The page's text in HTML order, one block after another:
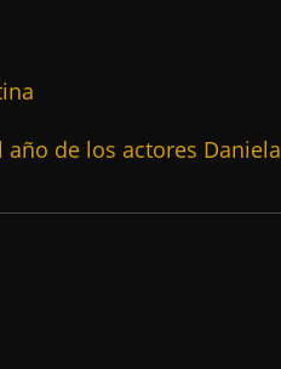
de los actores Daniela